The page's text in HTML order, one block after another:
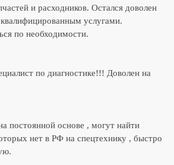
и расходников. Остался доволен
услугами.
по необходимости.
по диагностике!!! Доволен на
постоянной основе , могут найти
нет в РФ на спецтехнику , быстро